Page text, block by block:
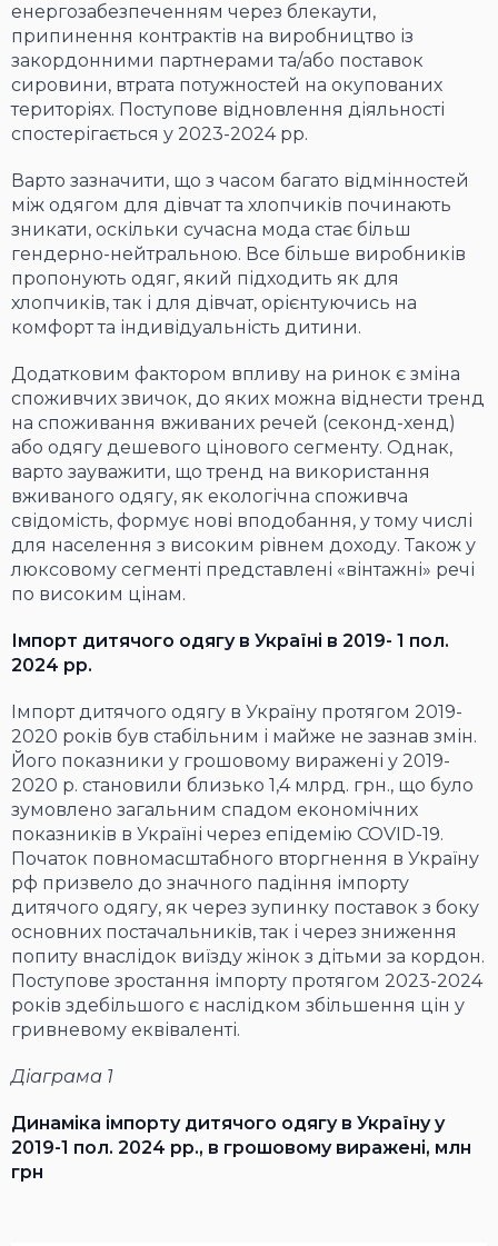
енергозабезпеченням через блекаути,
припинення контрактів на виробництво із
закордонними партнерами та/або поставок
сировини, втрата потужностей на окупованих
територіях. Поступове відновлення діяльності
спостерігається у 2023-2024 рр.
Варто зазначити, що з часом багато відмінностей
між одягом для дівчат та хлопчиків починають
зникати, оскільки сучасна мода стає більш
гендерно-нейтральною. Все більше виробників
пропонують одяг, який підходить як для
хлопчиків, так і для дівчат, орієнтуючись на
комфорт та індивідуальність дитини.
Додатковим фактором впливу на ринок є зміна
споживчих звичок, до яких можна віднести тренд
на споживання вживаних речей (секонд-хенд)
або одягу дешевого цінового сегменту. Однак,
варто зауважити, що тренд на використання
вживаного одягу, як екологічна споживча
свідомість, формує нові вподобання, у тому числі
для населення з високим рівнем доходу. Також у
люксовому сегменті представлені «вінтажні» речі
по високим цінам.
Імпорт дитячого одягу в Україні в 2019- 1 пол.
2024 рр.
Імпорт дитячого одягу в Україну протягом 2019-
2020 років був стабільним і майже не зазнав змін.
Його показники у грошовому виражені у 2019-
2020 р. становили близько 1,4 млрд. грн., що було
зумовлено загальним спадом економічних
показників в Україні через епідемію COVID-19.
Початок повномасштабного вторгнення в Україну
рф призвело до значного падіння імпорту
дитячого одягу, як через зупинку поставок з боку
основних постачальників, так і через зниження
попиту внаслідок виїзду жінок з дітьми за кордон.
Поступове зростання імпорту протягом 2023-2024
років здебільшого є наслідком збільшення цін у
гривневому еквіваленті.
Діаграма 1
Динаміка імпорту дитячого одягу в Україну у
2019-1 пол. 2024 рр., в грошовому виражені, млн
грн